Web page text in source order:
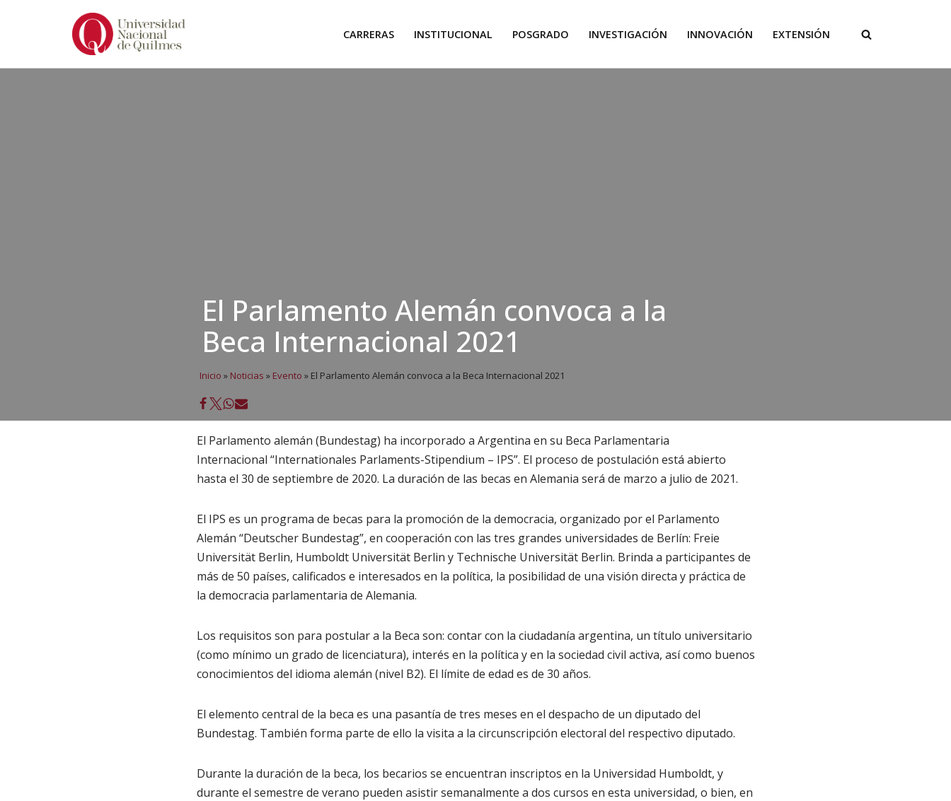
CARRERAS INSTITUCIONAL POSGRADO INVESTIGACIÓN INNOVACIÓN EXTENSIÓN
El Parlamento Alemán convoca a la
Beca Internacional 2021
Inicio » Noticias » Evento » El Parlamento Alemán convoca a la Beca Internacional 2021
El Parlamento alemán (Bundestag) ha incorporado a Argentina en su Beca Parlamentaria
Internacional “Internationales Parlaments-Stipendium – IPS”. El proceso de postulación está abierto
hasta el 30 de septiembre de 2020. La duración de las becas en Alemania será de marzo a julio de 2021.
El IPS es un programa de becas para la promoción de la democracia, organizado por el Parlamento
Alemán “Deutscher Bundestag”, en cooperación con las tres grandes universidades de Berlín: Freie
Universität Berlin, Humboldt Universität Berlin y Technische Universität Berlin. Brinda a participantes de
más de 50 países, calificados e interesados en la política, la posibilidad de una visión directa y práctica de
la democracia parlamentaria de Alemania.
Los requisitos son para postular a la Beca son: contar con la ciudadanía argentina, un título universitario
(como mínimo un grado de licenciatura), interés en la política y en la sociedad civil activa, así como buenos
conocimientos del idioma alemán (nivel B2). El límite de edad es de 30 años.
El elemento central de la beca es una pasantía de tres meses en el despacho de un diputado del
Bundestag. También forma parte de ello la visita a la circunscripción electoral del respectivo diputado.
Durante la duración de la beca, los becarios se encuentran inscriptos en la Universidad Humboldt, y
durante el semestre de verano pueden asistir semanalmente a dos cursos en esta universidad, o bien, en